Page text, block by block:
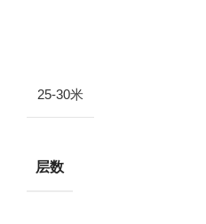
25-30米
层数